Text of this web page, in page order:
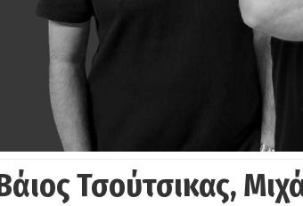
Τσούτσικας,